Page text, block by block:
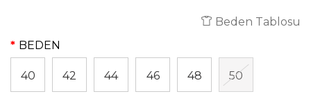
Beden Tablosu
BEDEN
40 42 44 46 48 50